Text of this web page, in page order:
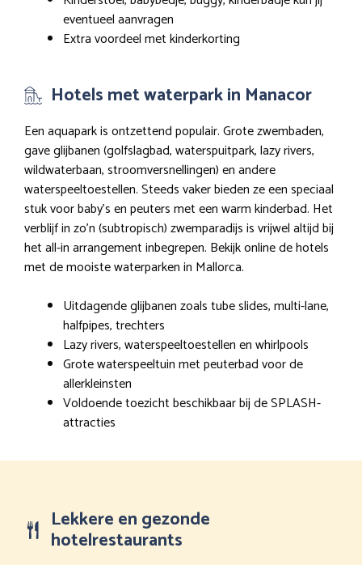
eventueel aanvragen
Extra voordeel met kinderkorting
Hotels met waterpark in Manacor
Een aquapark is ontzettend populair. Grote zwembaden,
gave glijbanen (golfslagbad, waterspuitpark, lazy rivers,
wildwaterbaan, stroomversnellingen) en andere
waterspeeltoestellen. Steeds vaker bieden ze een speciaal
stuk voor baby’s en peuters met een warm kinderbad. Het
verblijf in zo’n (subtropisch) zwemparadijs is vrijwel altijd bij
het all-in arrangement inbegrepen. Bekijk online de hotels
met de mooiste waterparken in Mallorca.
Uitdagende glijbanen zoals tube slides, multi-lane,
halfpipes, trechters
Lazy rivers, waterspeeltoestellen en whirlpools
Grote waterspeeltuin met peuterbad voor de
allerkleinsten
Voldoende toezicht beschikbaar bij de SPLASH-
attracties
Lekkere en gezonde
hotelrestaurants